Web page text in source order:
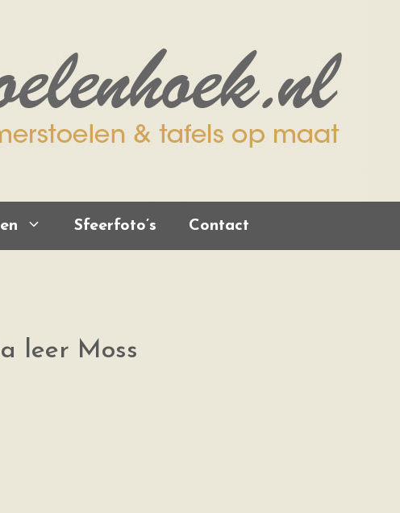
Sfeerfoto’s Contact
leer Moss